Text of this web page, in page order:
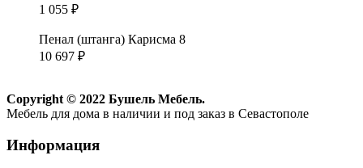
1 055 ₽
Пенал (штанга) Карисма 8
10 697 ₽
Copyright © 2022 Бушель Мебель.
Мебель для дома в наличии и под заказ в Севастополе
Информация